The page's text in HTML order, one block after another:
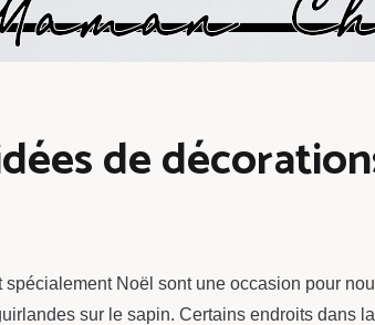
de
spécialement Noël sont une occasion pour
sur le sapin. Certains endroits dans